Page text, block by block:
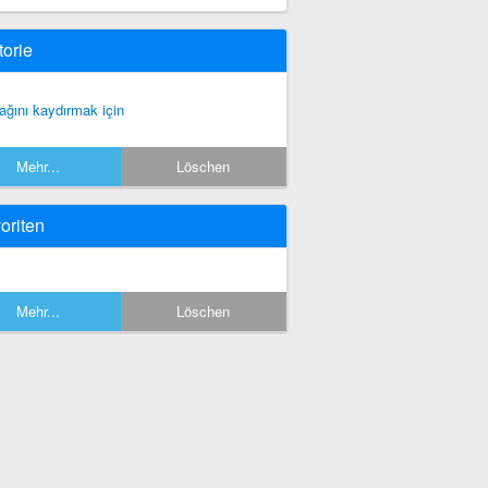
kaydırmak için
Mehr... Löschen
Mehr... Löschen